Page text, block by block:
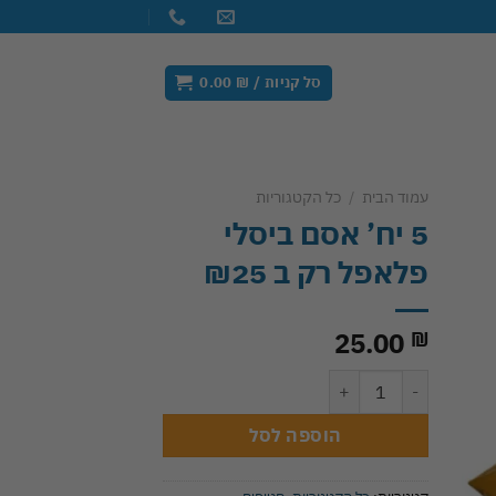
סל קניות / 0.00 ₪
עמוד הבית / כל הקטגוריות
5 יח’ אסם ביסלי
פלאפל רק ב ₪25
25.00 ₪
הוספה לסל